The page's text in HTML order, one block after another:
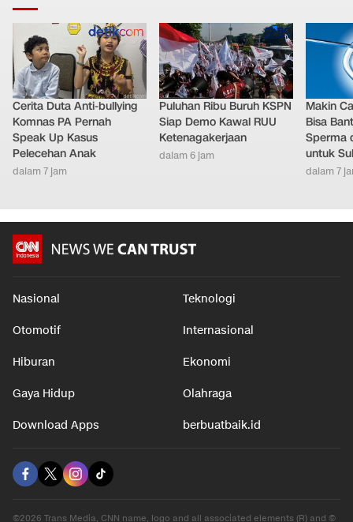
Cerita Duta Anti-bullying
Komnas PA Pernah
Speak Up Kasus
Pelecehan Anak
dalam 7 jam
Puluhan Ribu Buruh KSPN
Siap Demo Kawal RUU
Ketenagakerjaan
dalam 6 jam
Makin
Bisa
Sperma
untuk
dalam 7
Nasional Teknologi
Otomotif Internasional
Hiburan Ekonomi
Gaya Hidup Olahraga
Download Apps berbuatbaik.id
©2026 Trans Media, CNN name, logo and all associated elements (R) and ©